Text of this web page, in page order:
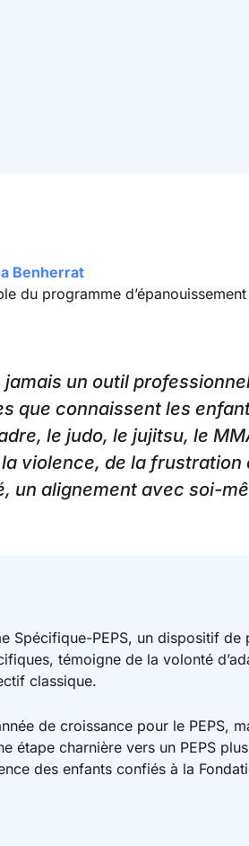
Benherrat
du programme
jamais un outil
que connaissent les
le judo, le jujitsu, le
violence, de la frustration
un alignement avec soi-
Spécifique-PEPS, un dispositif
témoigne de la volonté
classique.
de croissance pour le PEPS,
étape charnière vers un PEPS
des enfants confiés à la